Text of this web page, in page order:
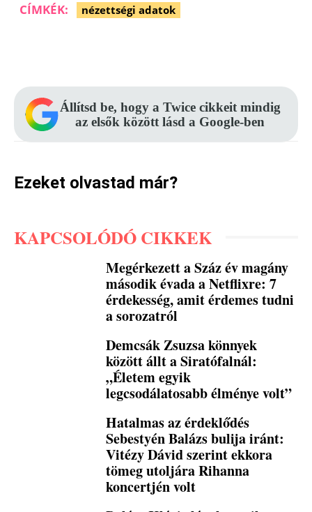
CÍMKÉK: nézettségi adatok
Állítsd be, hogy a Twice cikkeit mindig
az elsők között lásd a Google-ben
Ezeket olvastad már?
KAPCSOLÓDÓ CIKKEK
Megérkezett a Száz év magány
második évada a Netflixre: 7
érdekesség, amit érdemes tudni
a sorozatról
Demcsák Zsuzsa könnyek
között állt a Siratófalnál:
„Életem egyik
legcsodálatosabb élménye volt”
Hatalmas az érdeklődés
Sebestyén Balázs bulija iránt:
Vitézy Dávid szerint ekkora
tömeg utoljára Rihanna
koncertjén volt